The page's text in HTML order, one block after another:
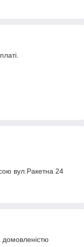
вул.Ракетна 24
домовленістю